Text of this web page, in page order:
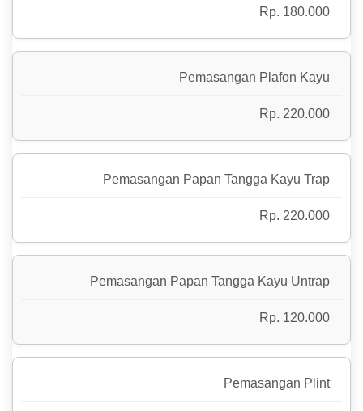
Rp. 180.000
Pemasangan Plafon Kayu
Rp. 220.000
Pemasangan Papan Tangga Kayu Trap
Rp. 220.000
Pemasangan Papan Tangga Kayu Untrap
Rp. 120.000
Pemasangan Plint